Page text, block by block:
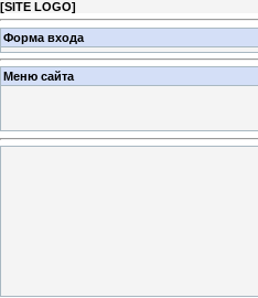
[SITE LOGO]
Форма входа
Меню сайта